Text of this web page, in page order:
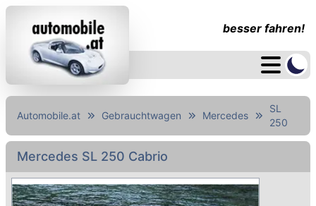
besser fahren!
Automobile.at Gebrauchtwagen Mercedes
SL
250
Mercedes SL 250 Cabrio